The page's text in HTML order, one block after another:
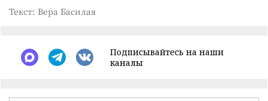
Текст: Вера Басилая
Подписывайтесь на наши
каналы